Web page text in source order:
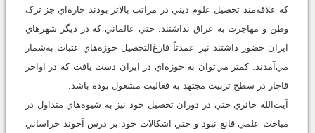
که علاقه‌مند تحصيل علوم ديني در مراتب بالاتر بودند چاره‌اي جز ترک
وطن و مهاجرت به عراق نداشتند. حتي عالماني که در دیگر شهرهاي
ايران حضور داشتند نيز عمدتاً فارغ‌التحصيل حوزه‌هاي عتبات به‌شمار
مي‌آمدند. کمتر مي‌توان به حوزه‌اي در ايران دست يافت که در اواخر
قاجار در سطح تربيت مجتهد به فعاليت مشغول بوده باشد.
آيت‌‌الله حائري حتي در دوران تحصيل خود نيز به شيوه‌هاي متداول در
مباحث علمي قانع نبود و حتي اشکالات خود بر درس آخوند خراساني